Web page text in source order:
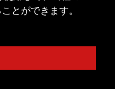
とができます。